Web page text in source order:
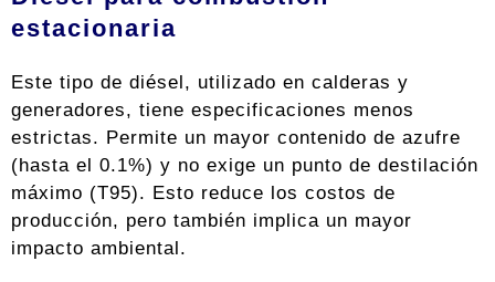
estacionaria
Este tipo de diésel, utilizado en calderas y
generadores, tiene especificaciones menos
estrictas. Permite un mayor contenido de azufre
(hasta el 0.1%) y no exige un punto de destilación
máximo (T95). Esto reduce los costos de
producción, pero también implica un mayor
impacto ambiental.